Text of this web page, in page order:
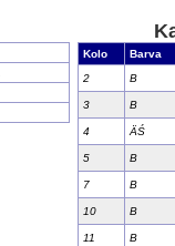
Kolo
Barva
2
B
3 B
4 ÄŚ
5 B
7 B
10 B
11 B